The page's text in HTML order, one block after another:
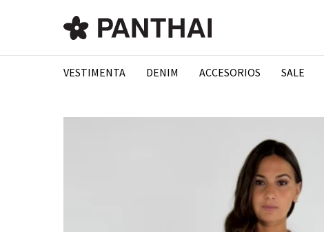
VESTIMENTA DENIM ACCESORIOS SALE